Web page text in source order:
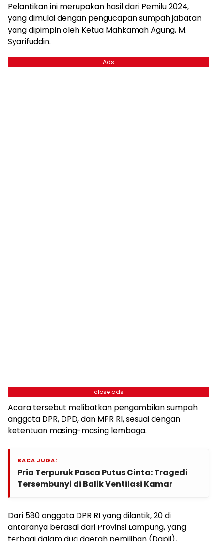
Pelantikan ini merupakan hasil dari Pemilu 2024,
yang dimulai dengan pengucapan sumpah jabatan
yang dipimpin oleh Ketua Mahkamah Agung, M.
Syarifuddin.
Ads
close ads
Acara tersebut melibatkan pengambilan sumpah
anggota DPR, DPD, dan MPR RI, sesuai dengan
ketentuan masing-masing lembaga.
BACA JUGA:
Pria Terpuruk Pasca Putus Cinta: Tragedi
Tersembunyi di Balik Ventilasi Kamar
Dari 580 anggota DPR RI yang dilantik, 20 di
antaranya berasal dari Provinsi Lampung, yang
terbagi dalam dua daerah pemilihan (Dapil),